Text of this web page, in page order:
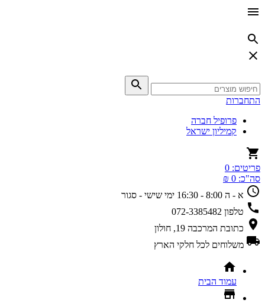
התחברות
פרופיל חברה
קמיליון ישראל
פריטים: 0
סה"כ: 0 ₪
א - ה 8:00 - 16:30
ימי שישי - סגור
טלפון 072-3385482
כתובת המרכבה 19, חולון
משלוחים לכל חלקי הארץ
עמוד הבית